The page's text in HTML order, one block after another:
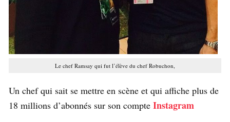
Le chef Ramsay qui fut l’élève du chef Robuchon,
Un chef qui sait se mettre en scène et qui affiche plus de
18 millions d’abonnés sur son compte Instagram